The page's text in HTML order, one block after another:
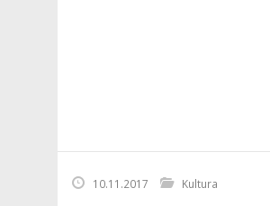
10.11.2017 Kultura